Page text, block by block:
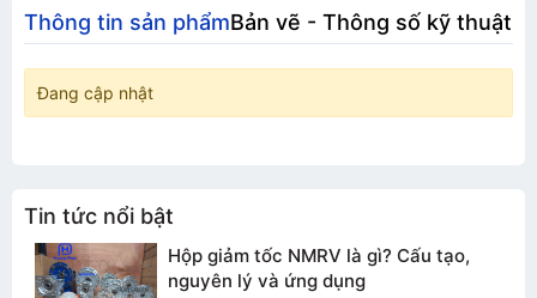
Thông tin sản phẩmBản vẽ - Thông số kỹ thuật
Đang cập nhật
Tin tức nổi bật
Hộp giảm tốc NMRV là gì? Cấu tạo,
nguyên lý và ứng dụng